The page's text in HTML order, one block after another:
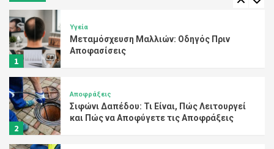
1
Υγεία
Μεταμόσχευση Μαλλιών: Οδηγός Πριν
Αποφασίσεις
2
Αποφράξεις
Σιφώνι Δαπέδου: Τι Είναι, Πώς Λειτουργεί
και Πώς να Αποφύγετε τις Αποφράξεις